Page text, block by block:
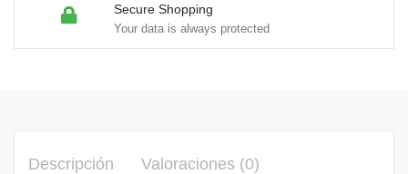
Secure Shopping
Your data is always protected
Descripción Valoraciones (0)